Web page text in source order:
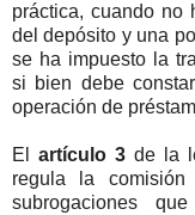
práctica, cuando no
del depósito y una
se ha impuesto la
si bien debe
operación de
El artículo 3 de la
regula la
subrogaciones